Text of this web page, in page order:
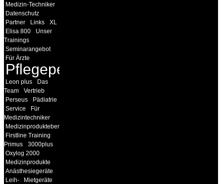
Medizin-Techniker
Datenschutz
Partner
Links
XL
Elisa 800
Unser
Trainings
Seminarangebot
Für Ärzte
Pflegepersonal
Leon plus
Das
Team
Vertrieb
Perseus
Pädiatrie
Service
Für
Medizintechniker
Medizinprodukteberater
Firstline Training
Primus
3000plus
Oxylog 2000
Medizinprodukte
Anästhesiegeräte
Leih-
Mietgeräte